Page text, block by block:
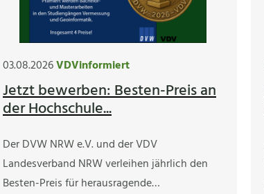
03.08.2026VDVinformiert
Jetzt bewerben: Besten-Preis an
der Hochschule...
Der DVW NRW e.V. und der VDV
Landesverband NRW verleihen jährlich den
Besten-Preis für herausragende…